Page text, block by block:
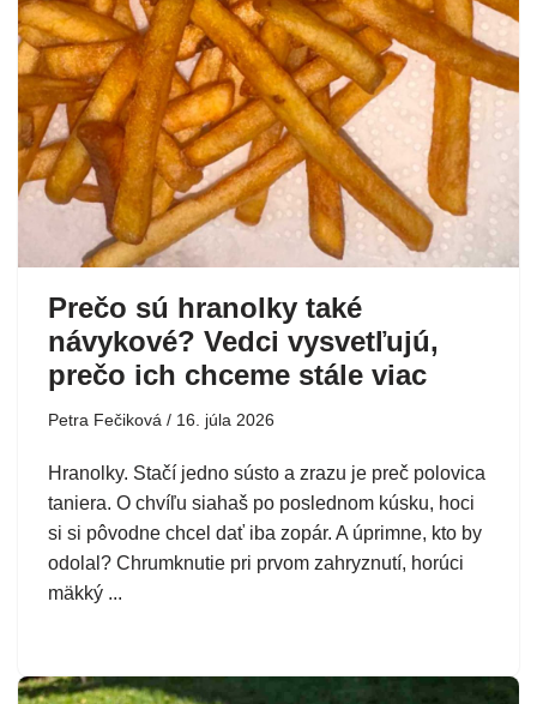
Prečo sú hranolky také
návykové? Vedci vysvetľujú,
prečo ich chceme stále viac
Petra Fečiková 16. júla 2026
Hranolky. Stačí jedno sústo a zrazu je preč polovica
taniera. O chvíľu siahaš po poslednom kúsku, hoci
si si pôvodne chcel dať iba zopár. A úprimne, kto by
odolal? Chrumknutie pri prvom zahryznutí, horúci
mäkký ...